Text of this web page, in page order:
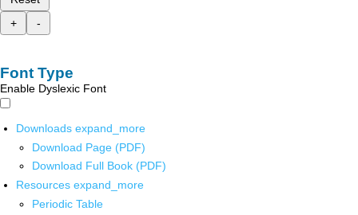
+
-
Font Type
Enable Dyslexic Font
Downloads expand_more
Download Page (PDF)
Download Full Book (PDF)
Resources expand_more
Periodic Table